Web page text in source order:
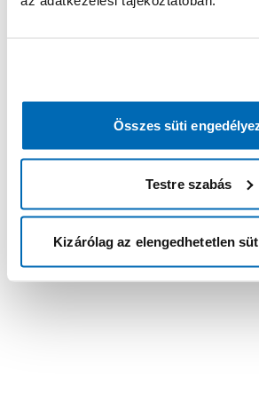
Összes süti
Testre szabás
Kizárólag az elengedhetetlen